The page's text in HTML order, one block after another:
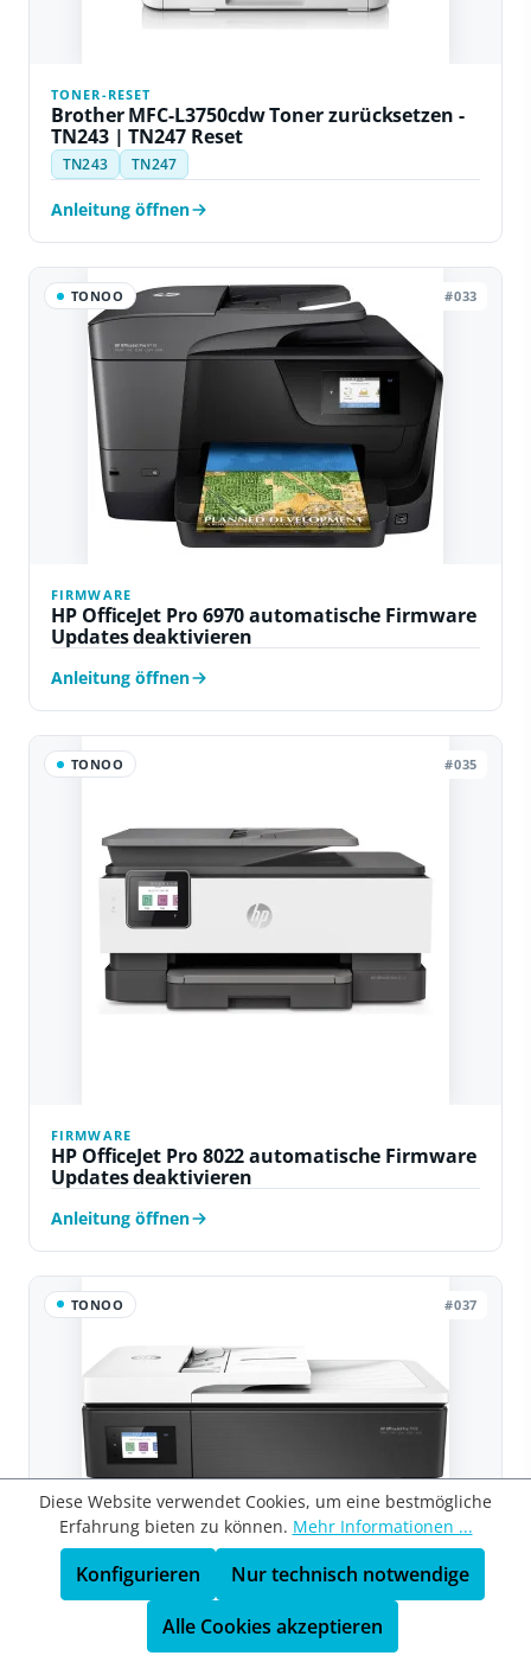
TONER-RESET
Brother MFC-L3750cdw Toner zurücksetzen -
TN243 | TN247 Reset
TN243 TN247
Anleitung öffnen
TONOO #033
FIRMWARE
HP OfficeJet Pro 6970 automatische Firmware
Updates deaktivieren
Anleitung öffnen
TONOO #035
FIRMWARE
HP OfficeJet Pro 8022 automatische Firmware
Updates deaktivieren
Anleitung öffnen
TONOO #037
Diese Website verwendet Cookies, um eine bestmögliche
Erfahrung bieten zu können. Mehr Informationen ...
Nur technisch notwendige
Konfigurieren
Alle Cookies akzeptieren